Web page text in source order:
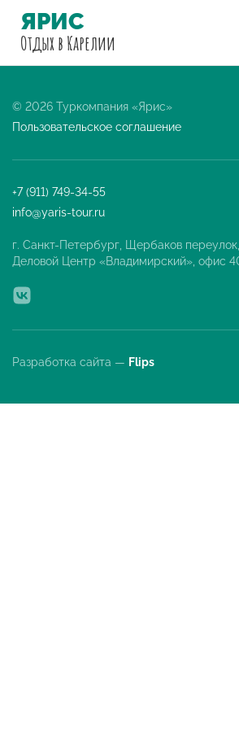
ЯРИС
Отдыхв Карелии
© 2026 Туркомпания «Ярис»
Пользовательское соглашение
+7 (911) 749-34-55
info@yaris-tour.ru
г. Санкт-Петербург, Щербаков переулок,
Деловой Центр «Владимирский», офис
Разработка сайта — Flips